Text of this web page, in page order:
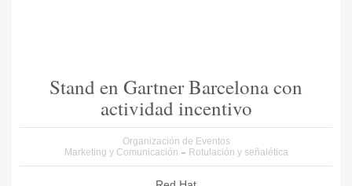
Stand en Gartner Barcelona con
actividad incentivo
Organización de Eventos
Marketing y Comunicación
Rotulación y señalética